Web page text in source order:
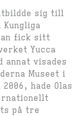
sig till
Kungliga
fick sitt
Yucca
annat visades
Museet i
hade Olas
på tre